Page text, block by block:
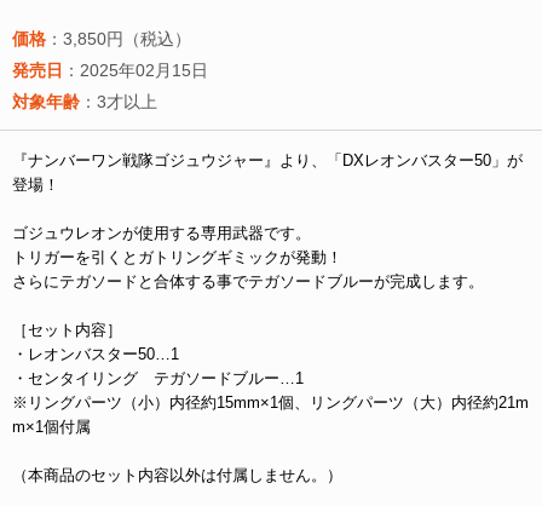
価格 ：3,850円（税込）
発売日 ：2025年02月15日
対象年齢 ：3才以上
『ナンバーワン戦隊ゴジュウジャー』より、「DXレオンバスター50」が
登場！
ゴジュウレオンが使用する専用武器です。
トリガーを引くとガトリングギミックが発動！
さらにテガソードと合体する事でテガソードブルーが完成します。
［セット内容］
・レオンバスター50…1
・センタイリング テガソードブルー…1
※リングパーツ（小）内径約15mm×1個、リングパーツ（大）内径約21m
m×1個付属
（本商品のセット内容以外は付属しません。）